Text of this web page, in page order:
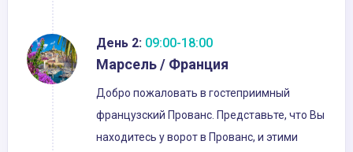
День 2: 09:00-18:00
Марсель / Франция
Добро пожаловать в гостеприимный
французский Прованс. Представьте, что Вы
находитесь у ворот в Прованс, и этими